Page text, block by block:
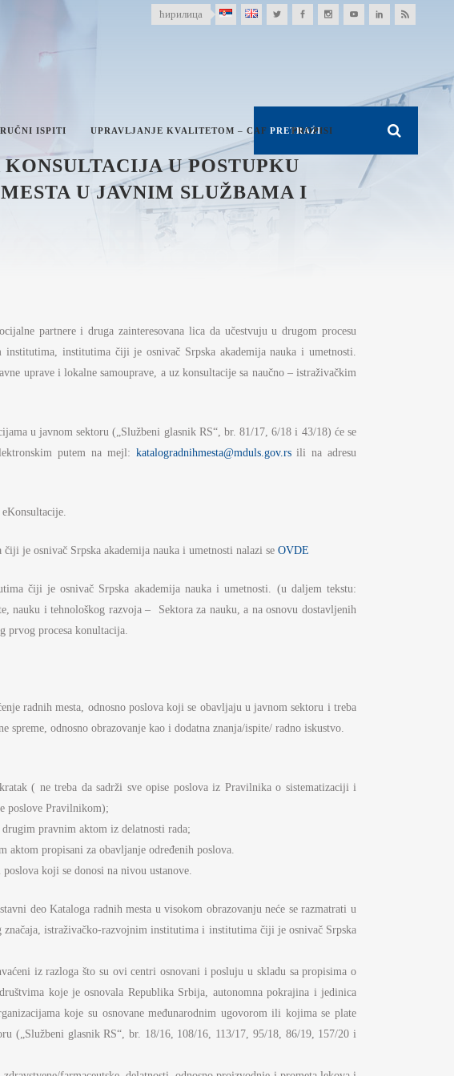
ћирилица
ISPITI UPRAVLJANJE KVALITETOM – CAF PROPISI
U POSTUPKU
U JAVNIM SLUŽBAMA I
partnere i druga zainteresovana lica da učestvuju u drugom procesu
institutima čiji je osnivač Srpska akademija nauka i umetnosti.
uprave i lokalne samouprave, a uz konsultacije sa naučno – istraživačkim
u javnom sektoru („Službeni glasnik RS“, br. 81/17, 6/18 i 43/18) će se
putem na mejl: katalogradnihmesta@mduls.gov.rsili na adresu
je osnivač Srpska akademija nauka i umetnosti nalazi se OVDE
čiji je osnivač Srpska akademija nauka i umetnosti. (u daljem tekstu:
nauku i tehnološkog razvoja – Sektora za nauku, a na osnovu dostavljenih
prvog procesa konultacija.
radnih mesta, odnosno poslova koji se obavljaju u javnom sektoru i treba
odnosno obrazovanje kao i dodatna znanja/ispite/ radno iskustvo.
( ne treba da sadrži sve opise poslova iz Pravilnika o sistematizaciji i
poslove Pravilnikom);
pravnim aktom iz delatnosti rada;
aktom propisani za obavljanje određenih poslova.
koji se donosi na nivou ustanove.
deo Kataloga radnih mesta u visokom obrazovanju neće se razmatrati u
istraživačko-razvojnim institutima i institutima čiji je osnivač Srpska
iz razloga što su ovi centri osnovani i posluju u skladu sa propisima o
koje je osnovala Republika Srbija, autonomna pokrajina i jedinica
koje su osnovane međunarodnim ugovorom ili kojima se plate
(„Službeni glasnik RS“, br. 18/16, 108/16, 113/17, 95/18, 86/19, 157/20 i